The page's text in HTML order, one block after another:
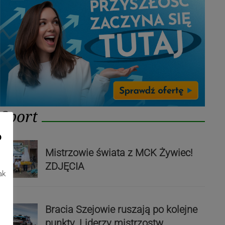
Sport
Mistrzowie świata z MCK Żywiec!
ZDJĘCIA
Bracia Szejowie ruszają po kolejne